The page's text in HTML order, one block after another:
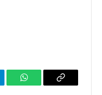
WhatsAppCopy